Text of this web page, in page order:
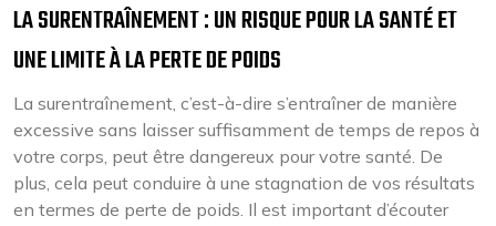
LA SURENTRAÎNEMENT : UN RISQUE POUR LA SANTÉ ET
UNE LIMITE À LA PERTE DE POIDS
La surentraînement, c’est-à-dire s’entraîner de manière
excessive sans laisser suffisamment de temps de repos à
votre corps, peut être dangereux pour votre santé. De
plus, cela peut conduire à une stagnation de vos résultats
en termes de perte de poids. Il est important d’écouter